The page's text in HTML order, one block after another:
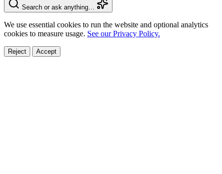
Search or ask anything…
We use essential cookies to run the website and optional analytics
cookies to measure usage. See our Privacy Policy.
Reject Accept